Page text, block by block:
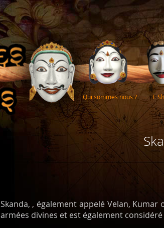
Qui sommes nous ? E
Skanda, , également appelé Velan, Kumar
armées divines et est également